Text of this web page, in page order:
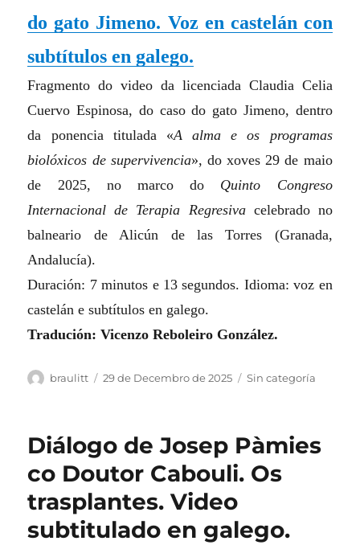
do gato Jimeno. Voz en castelán con
subtítulos en galego.
Fragmento do video da licenciada Claudia Celia
Cuervo Espinosa, do caso do gato Jimeno, dentro
da ponencia titulada «A alma e os programas
biolóxicos de supervivencia», do xoves 29 de maio
de 2025, no marco do Quinto Congreso
Internacional de Terapia Regresivacelebrado no
balneario de Alicún de las Torres (Granada,
Andalucía).
Duración: 7 minutos e 13 segundos. Idioma: voz en
castelán e subtítulos en galego.
Tradución: Vicenzo Reboleiro González.
Autor
braulitt
Publicado
29 de Decembro de 2025 Categorias
Sin categoría
Diálogo de Josep Pàmies
co Doutor Cabouli. Os
trasplantes. Video
subtitulado en galego.